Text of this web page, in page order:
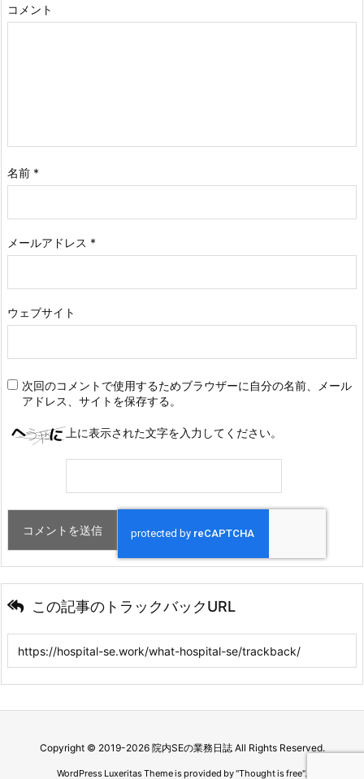
コメント
名前 *
メールアドレス *
ウェブサイト
次回のコメントで使用するためブラウザーに自分の名前、メール
アドレス、サイトを保存する。
上に表示された文字を入力してください。
この記事のトラックバックURL
Copyright © 2019-2026 院内SEの業務日誌All Rights Reserved.
WordPress Luxeritas Theme is provided by "Thought is free".